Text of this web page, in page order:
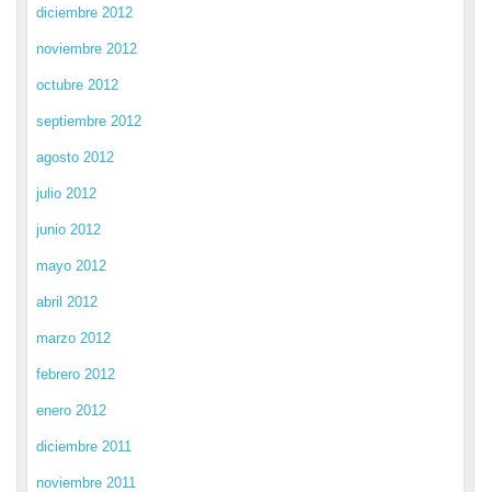
diciembre 2012
noviembre 2012
octubre 2012
septiembre 2012
agosto 2012
julio 2012
junio 2012
mayo 2012
abril 2012
marzo 2012
febrero 2012
enero 2012
diciembre 2011
noviembre 2011